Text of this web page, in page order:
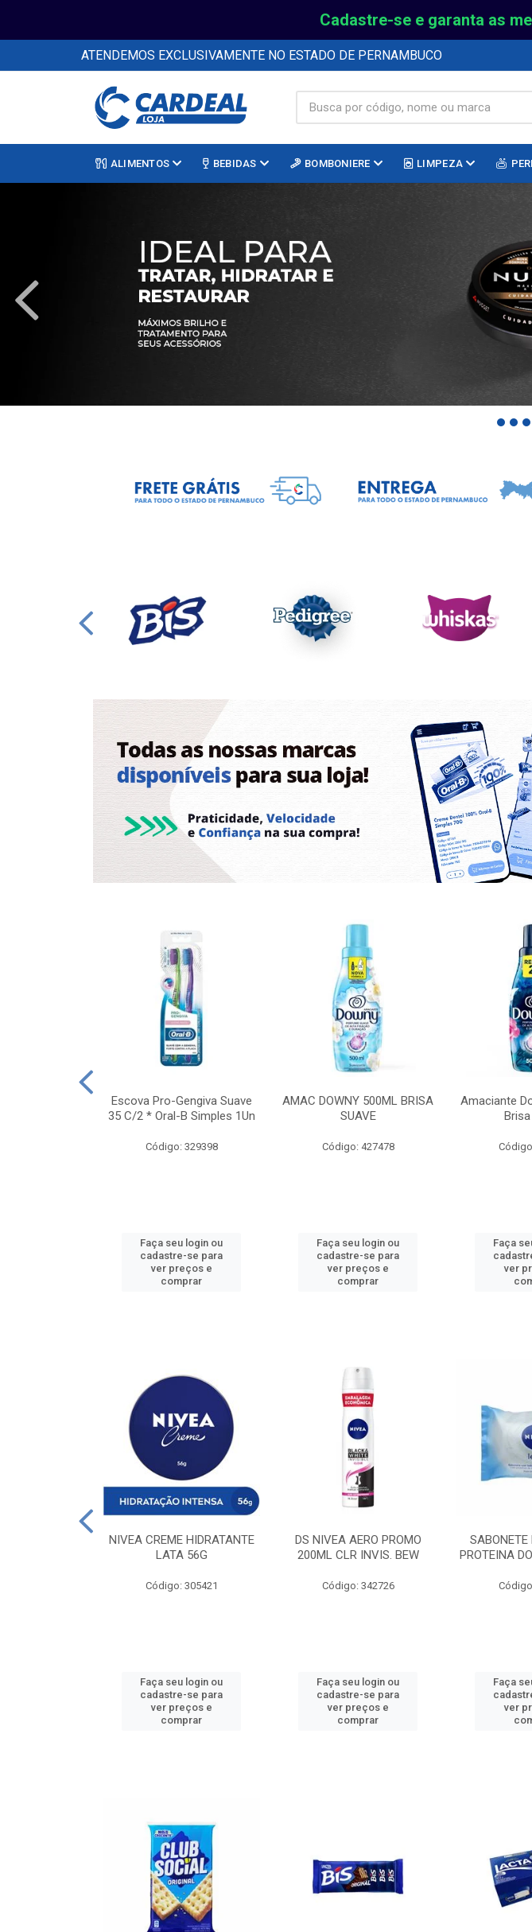
Cadastre-se e garanta as
ATENDEMOS EXCLUSIVAMENTE NO ESTADO DE PERNAMBUCO
ALIMENTOS BEBIDAS BOMBONIERE LIMPEZA
Escova Pro-Gengiva Suave
35 C/2 * Oral-B Simples 1Un
Código: 329398
Faça seu login ou
cadastre-se para
ver preços e
comprar
AMAC DOWNY 500ML BRISA
SUAVE
Código: 427478
Faça seu login ou
cadastre-se para
ver preços e
comprar
Amaciante
Faça
ver
NIVEA CREME HIDRATANTE
LATA 56G
Código: 305421
Faça seu login ou
cadastre-se para
ver preços e
comprar
DS NIVEA AERO PROMO
200ML CLR INVIS. BEW
Código: 342726
Faça seu login ou
cadastre-se para
ver preços e
comprar
SABONETE
PROTEINA
Faça
ver